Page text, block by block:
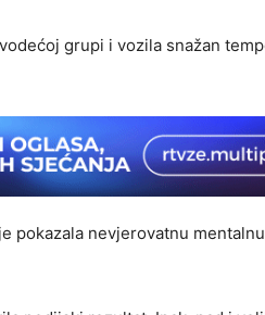
grupi i vozila snažan
pokazala nevjerovatnu